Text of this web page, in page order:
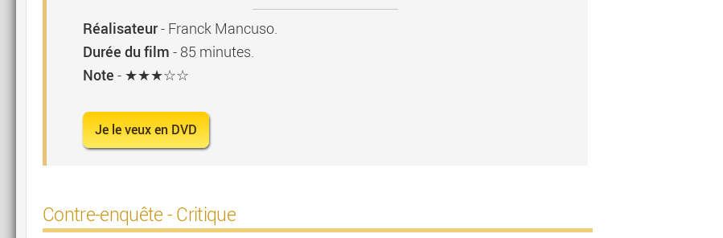
Réalisateur- Franck Mancuso.
Durée du film - 85 minutes.
Note - ★★★☆☆
Je le veux en DVD
Contre-enquête - Critique